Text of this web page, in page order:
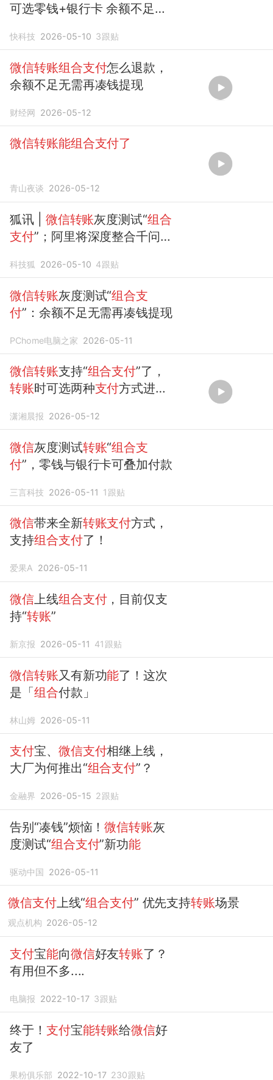
可选零钱+银行卡 余额不足无
快科技 2026-05-10 3跟贴
微信转账组合支付怎么退款，
余额不足无需再凑钱提现
财经网 2026-05-12
微信转账能组合支付了
青山夜谈 2026-05-12
狐讯 | 微信转账灰度测试“组合
支付”；阿里将深度整合千问与
科技狐 2026-05-10 4跟贴
微信转账灰度测试“组合支
付”：余额不足无需再凑钱提现
PChome电脑之家 2026-05-11
微信转账支持“组合支付”了，
转账时可选两种支付方式进行
潇湘晨报 2026-05-12
微信灰度测试转账“组合支
付”，零钱与银行卡可叠加付款
三言科技 2026-05-11 1 跟贴
微信带来全新转账支付方式，
支持组合支付了！
爱果A 2026-05-11
微信上线组合支付，目前仅支
持“转账”
新京报 2026-05-11 41 跟贴
微信转账又有新功能了！这次
是「组合付款」
林山姆 2026-05-11
支付宝、 微信支付相继上线，
大厂为何推出“组合支付”？
金融界 2026-05-15 2跟贴
告别“凑钱”烦恼！微信转账灰
度测试“组合支付”新功能
驱动中国 2026-05-11
微信支付上线“组合支付” 优先支持转账场景
观点机构 2026-05-12
支付宝能向微信好友转账了？
有用但不多....
电脑报 2022-10-17 3跟贴
终于！支付宝能转账给微信好
友了
果粉俱乐部 2022-10-17 230跟贴